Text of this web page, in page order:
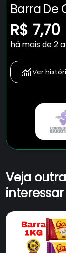
Barra De
Garoto
R$ 7,70
há mais de 2
Ver
Veja
interessar